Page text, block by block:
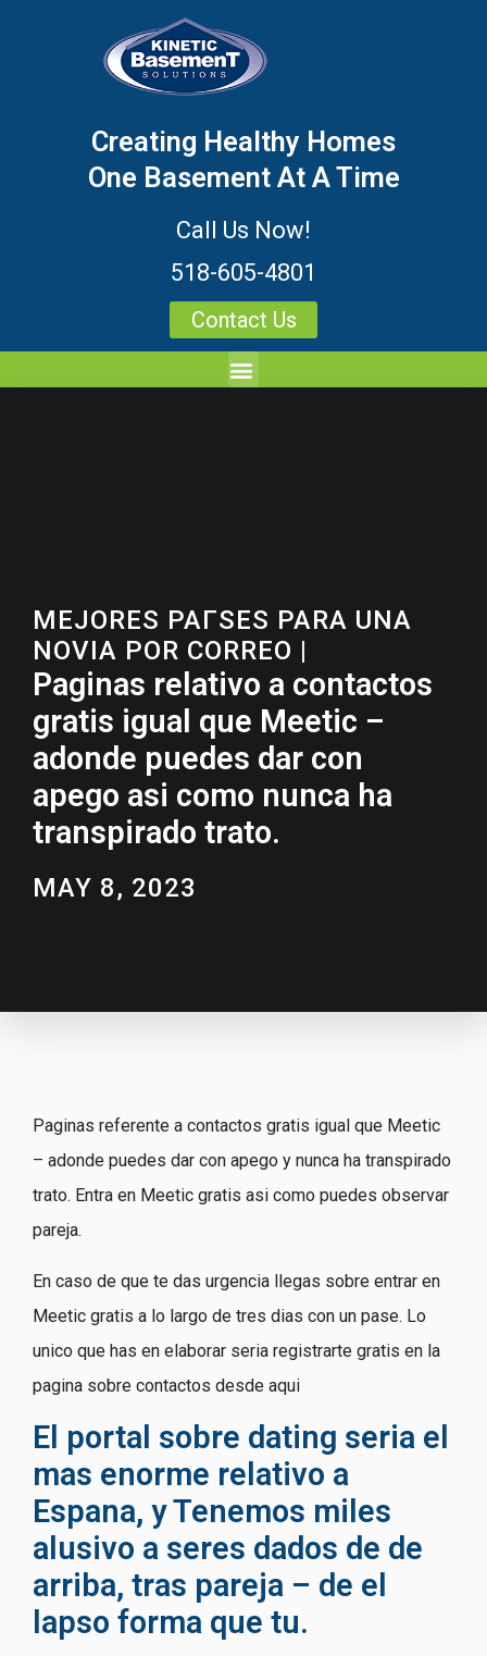
Creating Healthy Homes
One Basement At A Time
Call Us Now!
518-605-4801
Contact Us
MEJORES PAГ­SES PARA UNA
NOVIA POR CORREO |
Paginas relativo a contactos
gratis igual que Meetic –
adonde puedes dar con
apego asi­ como nunca ha
transpirado trato.
MAY 8, 2023
Paginas referente a contactos gratis igual que Meetic
– adonde puedes dar con apego y nunca ha transpirado
trato. Entra en Meetic gratis asi­ como puedes observar
pareja.
En caso de que te das urgencia llegas sobre entrar en
Meetic gratis a lo largo de tres dias con un pase. Lo
unico que has en elaborar seri­a registrarte gratis en la
pagina sobre contactos desde aqui
El portal sobre dating seri­a el
mas enorme relativo a
Espana, y Tenemos miles
alusivo a seres dados de de
arriba, tras pareja – de el
lapso forma que tu.